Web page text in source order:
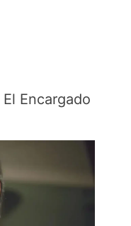
Encargado